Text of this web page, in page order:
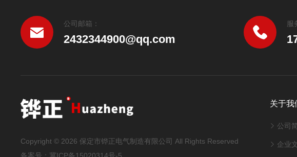
公司邮箱：
2432344900@qq.com
服
Copyright © 2026 保定市铧正电气制造有限公司 All Rights Reserved
关于我
公司
企业